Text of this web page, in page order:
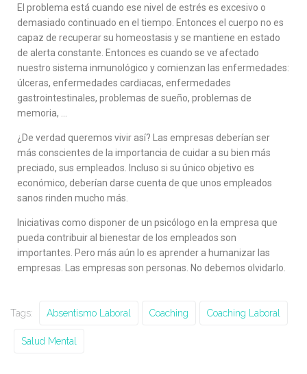
El problema está cuando ese nivel de estrés es excesivo o
demasiado continuado en el tiempo. Entonces el cuerpo no es
capaz de recuperar su homeostasis y se mantiene en estado
de alerta constante. Entonces es cuando se ve afectado
nuestro sistema inmunológico y comienzan las enfermedades:
úlceras, enfermedades cardiacas, enfermedades
gastrointestinales, problemas de sueño, problemas de
memoria, …
¿De verdad queremos vivir así? Las empresas deberían ser
más conscientes de la importancia de cuidar a su bien más
preciado, sus empleados. Incluso si su único objetivo es
económico, deberían darse cuenta de que unos empleados
sanos rinden mucho más.
Iniciativas como disponer de un psicólogo en la empresa que
pueda contribuir al bienestar de los empleados son
importantes. Pero más aún lo es aprender a humanizar las
empresas. Las empresas son personas. No debemos olvidarlo.
Tags: Absentismo Laboral Coaching Coaching Laboral
Salud Mental